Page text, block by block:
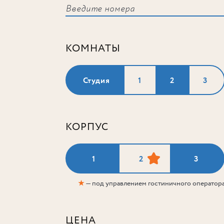
КОМНАТЫ
Студия 1 2 3
КОРПУС
1 2 3
★— под управлением гостиничного
ЦЕНА